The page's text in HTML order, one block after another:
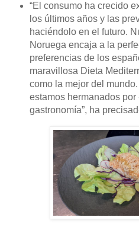
“El consumo ha crecido
los últimos años y las
haciéndolo en el futuro.
Noruega encaja a la
preferencias de los
maravillosa Dieta
como la mejor del
estamos hermanados
gastronomía”, ha